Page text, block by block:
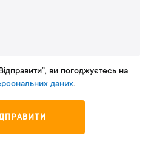
ви погоджуєтесь на
даних.